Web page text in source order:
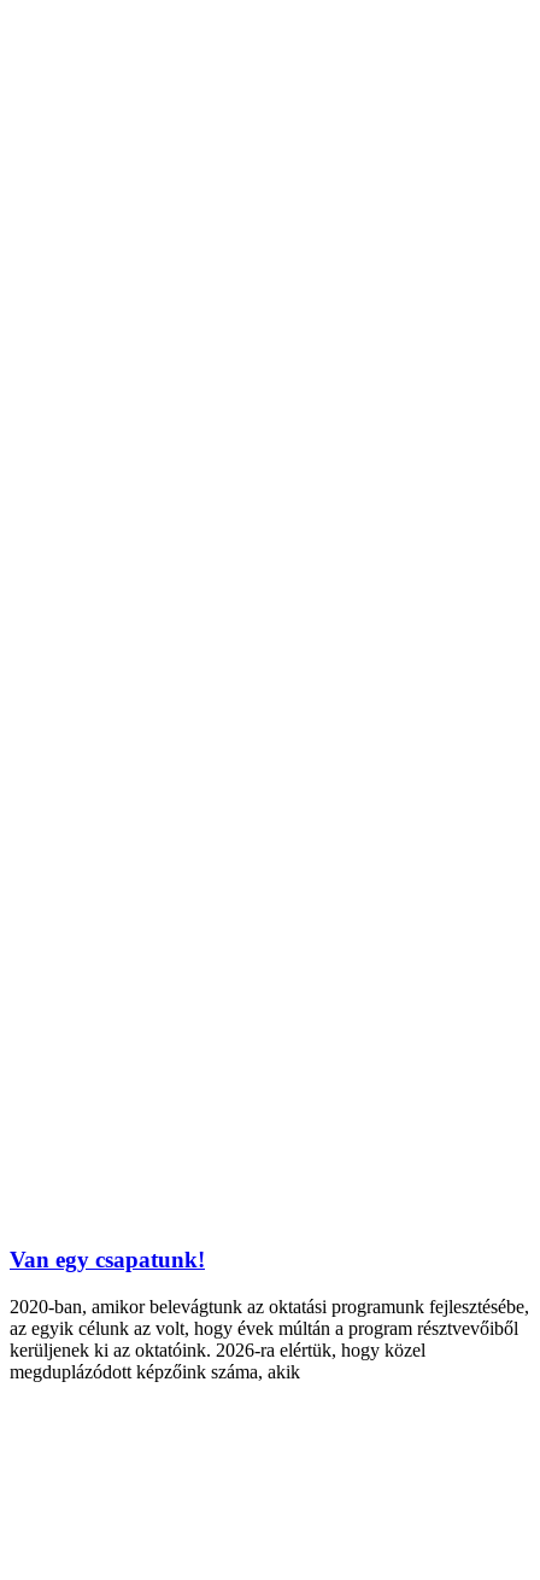
Van egy csapatunk!
2020-ban, amikor belevágtunk az oktatási programunk fejlesztésébe,
az egyik célunk az volt, hogy évek múltán a program résztvevőiből
kerüljenek ki az oktatóink. 2026-ra elértük, hogy közel
megduplázódott képzőink száma, akik